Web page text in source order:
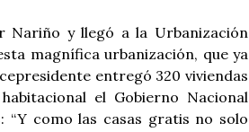
Nariño y llegó a la Urbanización
magnífica urbanización, que ya
entregó 320 viviendas
el Gobierno Nacional
“Y como las casas gratis no solo